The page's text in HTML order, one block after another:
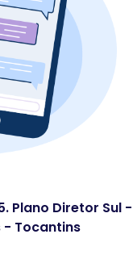
Plano Diretor Sul -
- Tocantins